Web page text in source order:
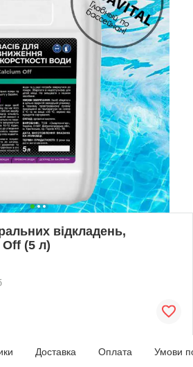
відкладень,
(5 л)
Доставка Оплата Умови